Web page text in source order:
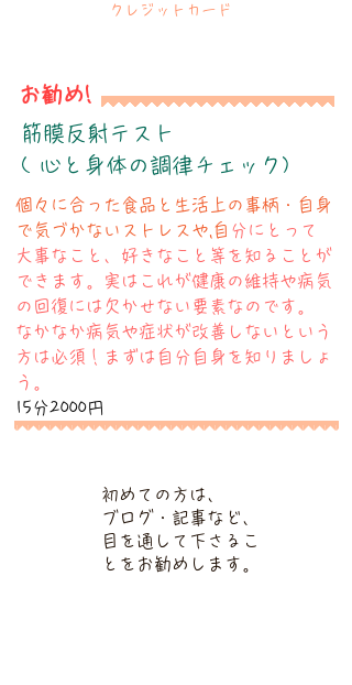
クレジットカード​
お勧め!
​筋膜反射テスト
( 心と身体の調律チェック)
​個々に合った食品と生活上の事柄・自身
で気づかないストレスや,自 分にとって
大事なこと、好きなこと等を知ることが
できます。実はこれが健康の維持や病気
の回復には欠かせない要素なのです。
​なかなか病気や症状が改善しないという
方は必須！まずは自分自身を知りましょ
う。
15分2000円
初めての方は、
ブログ・記事など、
目を通して下さるこ
とをお勧めします。